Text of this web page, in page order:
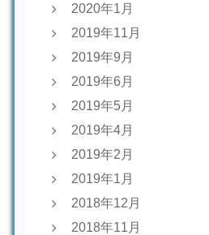
2020年1月
2019年11月
2019年9月
2019年6月
2019年5月
2019年4月
2019年2月
2019年1月
2018年12月
2018年11月